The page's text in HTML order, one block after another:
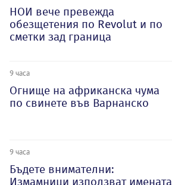
НОИ вече превежда
обезщетения по Revolut и по
сметки зад граница
9 часа
Огнище на африканска чума
по свинете във Варнанско
9 часа
Бъдете внимателни:
Измамници използват имената